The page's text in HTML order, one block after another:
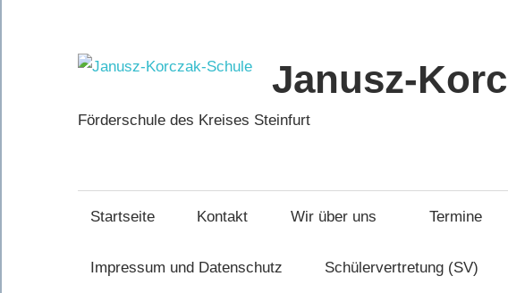
springen
Janusz-
Förderschule des Kreises Steinfurt
Startseite Kontakt Wir über uns Termine
Impressum und Datenschutz Schülervertretung (SV)